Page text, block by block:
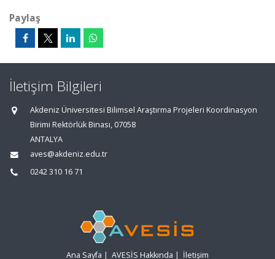
Paylaş
İletişim Bilgileri
Akdeniz Üniversitesi Bilimsel Araştırma Projeleri Koordinasyon
Birimi Rektörlük Binası, 07058
ANTALYA
aves@akdeniz.edu.tr
0242 310 16 71
Ana Sayfa | AVESİS Hakkında | İletişim